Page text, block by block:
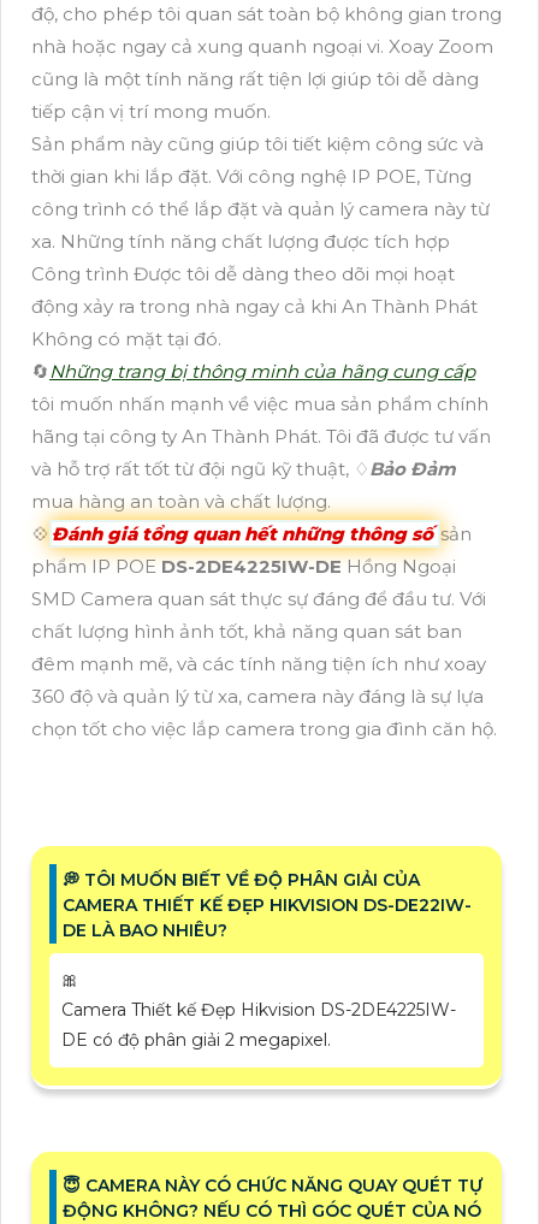
độ, cho phép tôi quan sát toàn bộ không gian trong
nhà hoặc ngay cả xung quanh ngoại vi. Xoay Zoom
cũng là một tính năng rất tiện lợi giúp tôi dễ dàng
tiếp cận vị trí mong muốn.
Sản phẩm này cũng giúp tôi tiết kiệm công sức và
thời gian khi lắp đặt. Với công nghệ IP POE, Từng
công trình có thể lắp đặt và quản lý camera này từ
xa. Những tính năng chất lượng được tích hợp
Công trình Được tôi dễ dàng theo dõi mọi hoạt
động xảy ra trong nhà ngay cả khi An Thành Phát
Không có mặt tại đó.
🔄Những trang bị thông minh của hãng cung cấp
tôi muốn nhấn mạnh về việc mua sản phẩm chính
hãng tại công ty An Thành Phát. Tôi đã được tư vấn
và hỗ trợ rất tốt từ đội ngũ kỹ thuật, ♢Bảo Đảm
mua hàng an toàn và chất lượng.
💠 Đánh giá tổng quan hết những thông sốsản
phẩm IP POEDS-2DE4225IW-DEHồng Ngoại
SMD Camera quan sát thực sự đáng để đầu tư. Với
chất lượng hình ảnh tốt, khả năng quan sát ban
đêm mạnh mẽ, và các tính năng tiện ích như xoay
360 độ và quản lý từ xa, camera này đáng là sự lựa
chọn tốt cho việc lắp camera trong gia đình căn hộ.
️💭 TÔI MUỐN BIẾT VỀ ĐỘ PHÂN GIẢI CỦA
CAMERA THIẾT KẾ ĐẸP HIKVISION DS-DE22IW-
DE LÀ BAO NHIÊU?
🎀
Camera Thiết kế Đẹp Hikvision DS-2DE4225IW-
DE có độ phân giải 2 megapixel.
😇 CAMERA NÀY CÓ CHỨC NĂNG QUAY QUÉT TỰ
ĐỘNG KHÔNG? NẾU CÓ THÌ GÓC QUÉT CỦA NÓ